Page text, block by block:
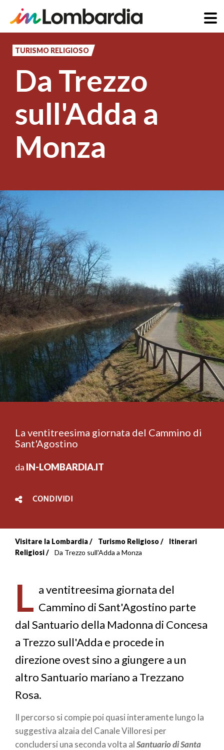
principale
TURISMO RELIGIOSO
Da Trezzo
sull'Adda a
Monza
La ventitreesima giornata del Cammino di
Sant'Agostino
da IN-LOMBARDIA.IT
CONDIVIDI
Briciole
pane
Visitare la Lombardia Turismo Religioso
Itinerari
Religiosi
Da Trezzo sull'Adda a Monza
L a ventitreesima giornata del
Cammino di Sant'Agostino parte
dal Santuario della Madonna di Concesa
a Trezzo sull'Adda e procede in
direzione ovest sino a giungere a un
altro Santuario mariano a Trezzano
Rosa.
Il percorso si compie poi quasi interamente lungo la
suggestiva alzaia del Canale Villoresi per
concludersi una seconda volta alSantuario di Santa